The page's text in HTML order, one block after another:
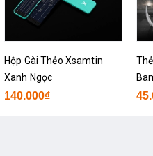
Hộp Gài Thẻo Xsamtin
Xanh Ngọc
140.000₫